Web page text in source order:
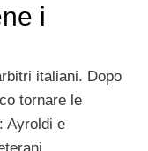
i
italiani. Dopo
tornare le
Ayroldi e